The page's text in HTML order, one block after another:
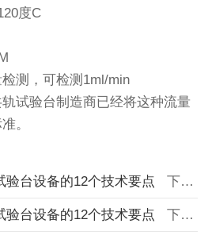
度C
测，可检测1ml/min
试验台制造商已经将这种流量
。
验台设备的12个技术要点 下一篇：
验台设备的12个技术要点 下一篇：